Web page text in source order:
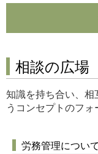
相談の広場
知識を持ち合い、
うコンセプトのフォ
労務管理について